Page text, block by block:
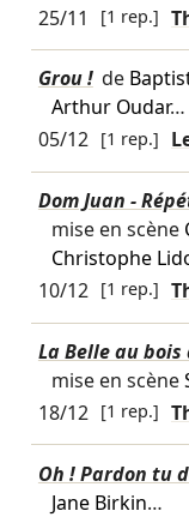
25/11
[1 rep.]
Grou ! de
Arthur Oudar…
05/12 [1 rep.]
Dom Juan -
mise en scène
Christophe
10/12 [1 rep.]
La Belle au
mise en scène
18/12 [1 rep.]
Oh ! Pardon tu
Jane Birkin…